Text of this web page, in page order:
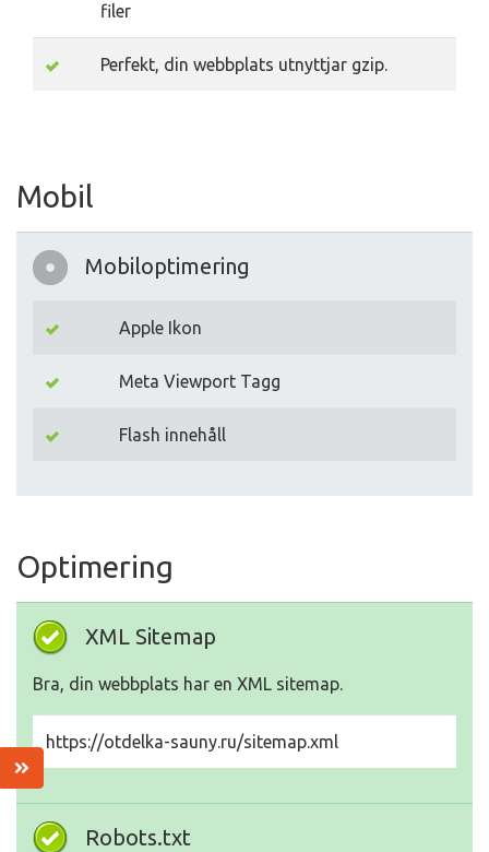
filer
Perfekt, din webbplats utnyttjar gzip.
Mobil
Mobiloptimering
Apple Ikon
Meta Viewport Tagg
Flash innehåll
Optimering
XML Sitemap
Bra, din webbplats har en XML sitemap.
https://otdelka-sauny.ru/sitemap.xml
Robots.txt